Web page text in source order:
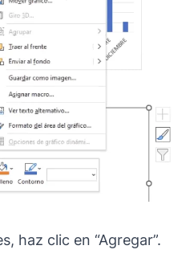
haz clic en “Agregar”.